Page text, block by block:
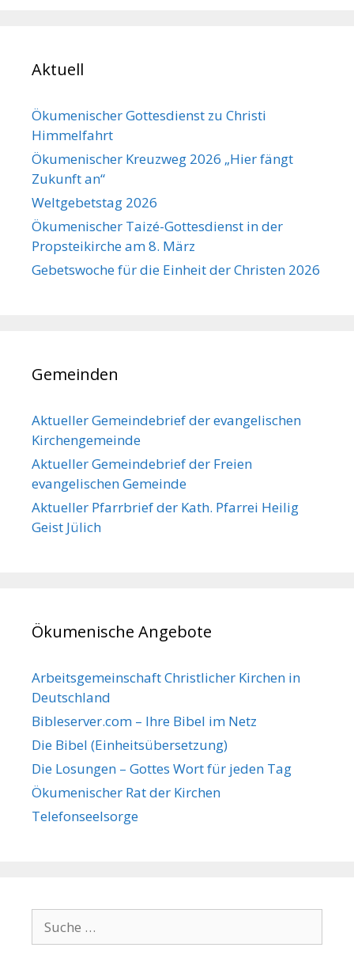
Aktuell
Ökumenischer Gottesdienst zu Christi
Himmelfahrt
Ökumenischer Kreuzweg 2026 „Hier fängt
Zukunft an“
Weltgebetstag 2026
Ökumenischer Taizé-Gottesdienst in der
Propsteikirche am 8. März
Gebetswoche für die Einheit der Christen 2026
Gemeinden
Aktueller Gemeindebrief der evangelischen
Kirchengemeinde
Aktueller Gemeindebrief der Freien
evangelischen Gemeinde
Aktueller Pfarrbrief der Kath. Pfarrei Heilig
Geist Jülich
Ökumenische Angebote
Arbeitsgemeinschaft Christlicher Kirchen in
Deutschland
Bibleserver.com – Ihre Bibel im Netz
Die Bibel (Einheitsübersetzung)
Die Losungen – Gottes Wort für jeden Tag
Ökumenischer Rat der Kirchen
Telefonseelsorge
Suche nach: